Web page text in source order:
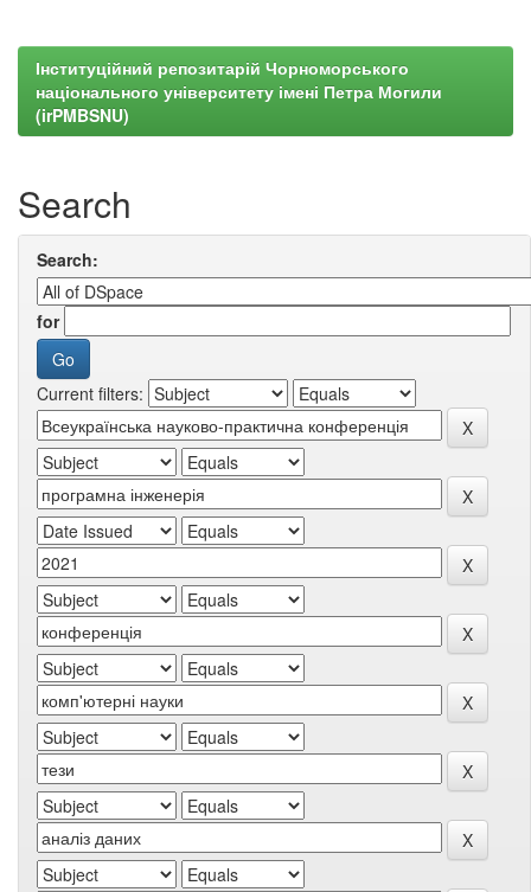
Інституційний репозитарій Чорноморського
національного університету імені Петра Могили
(irPMBSNU)
Search
Search:
for
Current filters: